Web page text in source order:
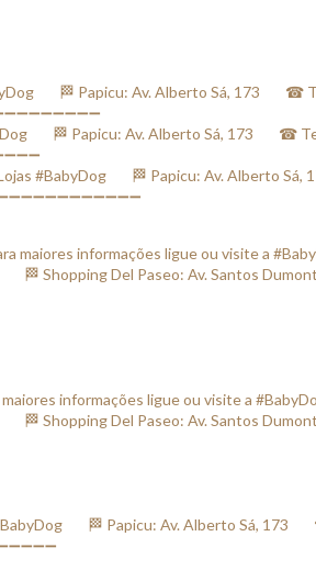
informações ligue ou visite a
🏁 Shopping Del Paseo: Av. Santos